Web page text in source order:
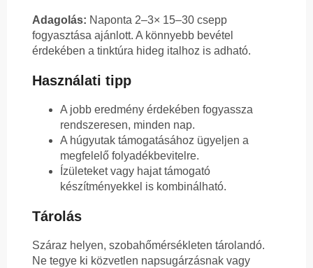
Adagolás: Naponta 2–3× 15–30 csepp
fogyasztása ajánlott. A könnyebb bevétel
érdekében a tinktúra hideg italhoz is adható.
Használati tipp
A jobb eredmény érdekében fogyassza
rendszeresen, minden nap.
A húgyutak támogatásához ügyeljen a
megfelelő folyadékbevitelre.
Ízületeket vagy hajat támogató
készítményekkel is kombinálható.
Tárolás
Száraz helyen, szobahőmérsékleten tárolandó.
Ne tegye ki közvetlen napsugárzásnak vagy